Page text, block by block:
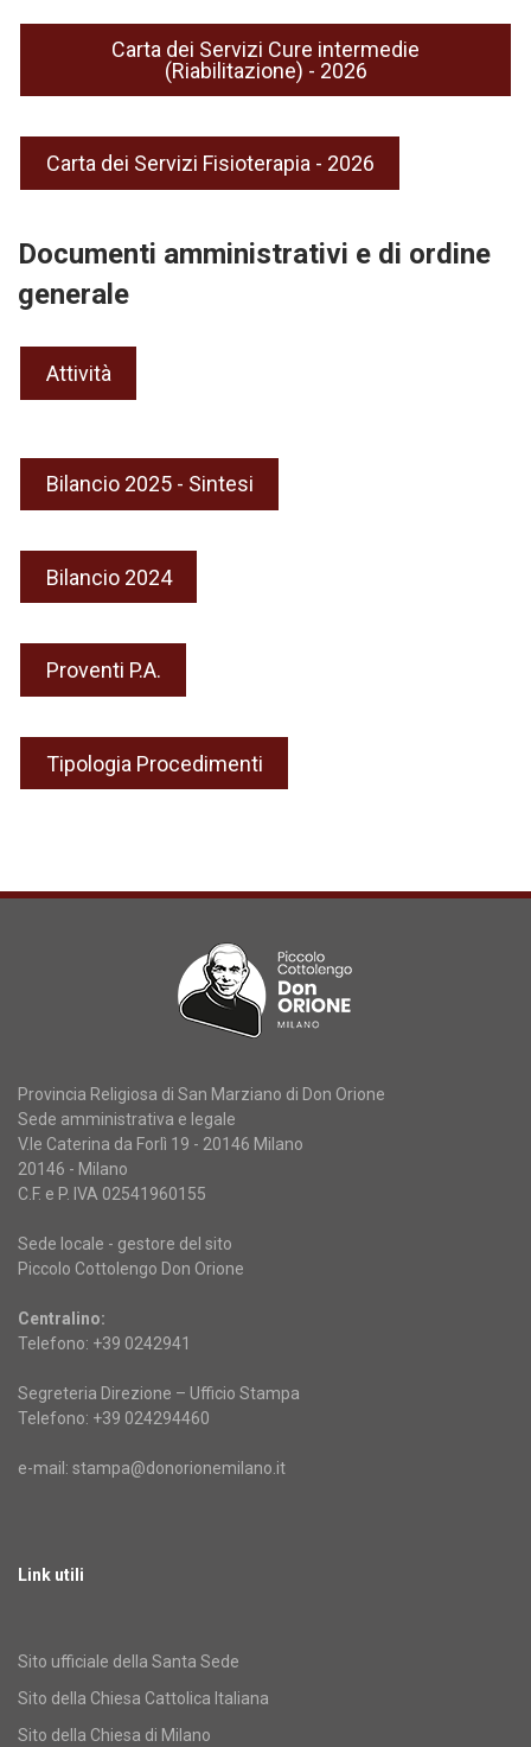
Carta dei Servizi Cure intermedie
(Riabilitazione) - 2026
Carta dei Servizi Fisioterapia - 2026
Documenti amministrativi e di ordine
generale
Attività
Bilancio 2025 - Sintesi
Bilancio 2024
Proventi P.A.
Tipologia Procedimenti
Provincia Religiosa di San Marziano di Don Orione
Sede amministrativa e legale
V.le Caterina da Forlì 19 - 20146 Milano
20146 - Milano
C.F. e P. IVA 02541960155
Sede locale - gestore del sito
Piccolo Cottolengo Don Orione
Centralino:
Telefono: +39 0242941
Segreteria Direzione – Ufficio Stampa
Telefono: +39 024294460
e-mail: stampa@donorionemilano.it
Link utili
Sito ufficiale della Santa Sede
Sito della Chiesa Cattolica Italiana
Sito della Chiesa di Milano